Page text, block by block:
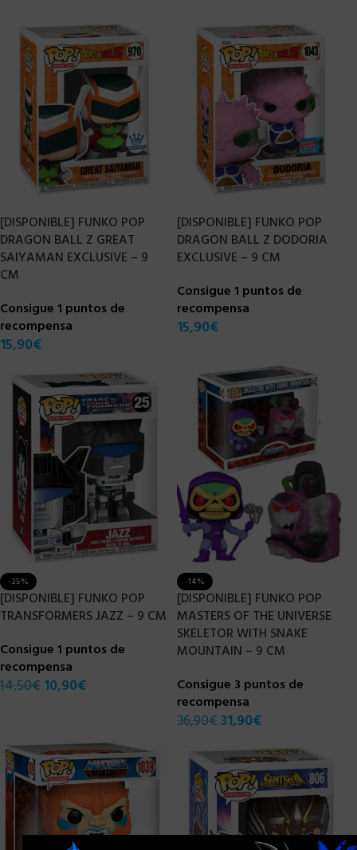
[DISPONIBLE] FUNKO POP
DRAGON BALL Z GREAT
SAIYAMAN EXCLUSIVE – 9
CM
Consigue 1 puntos de
recompensa
15,90€
[DISPONIBLE] FUNKO POP
DRAGON BALL Z DODORIA
EXCLUSIVE – 9 CM
Consigue 1 puntos de
recompensa
15,90€
-25%
[DISPONIBLE] FUNKO POP
TRANSFORMERS JAZZ – 9 CM
Consigue 1 puntos de
recompensa
14,50€ 10,90€
-14%
[DISPONIBLE] FUNKO POP
MASTERS OF THE UNIVERSE
SKELETOR WITH SNAKE
MOUNTAIN – 9 CM
Consigue 3 puntos de
recompensa
36,90€31,90€